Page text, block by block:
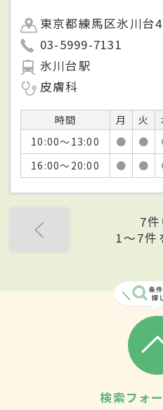
東京都練馬区氷川台
03-5999-7131
氷川台駅
皮膚科
時間 月 火
10:00～13:00
● ●
16:00～20:00
● ●
7
1〜7件
検索フォ